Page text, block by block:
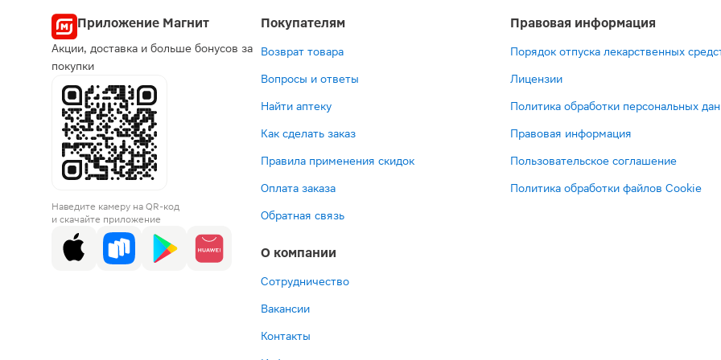
Приложение Магнит
Акции, доставка и больше бонусов за
покупки
Наведите камеру на QR-код
и скачайте приложение
Покупателям
Возврат товара
Вопросы и ответы
Найти аптеку
Как сделать заказ
Правила применения скидок
Оплата заказа
Обратная связь
О компании
Сотрудничество
Вакансии
Контакты
Правовая информация
Порядок отпуска лекарственных
Лицензии
Политика обработки персональных
Правовая информация
Пользовательское соглашение
Политика обработки файлов Cookie